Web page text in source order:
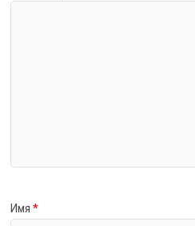
Имя*